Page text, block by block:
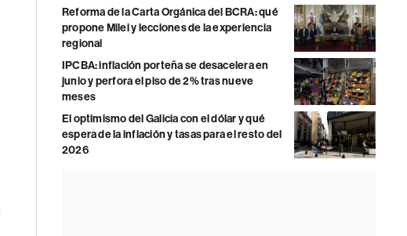
Reforma de la Carta Orgánica del BCRA: qué
propone Milei y lecciones de la experiencia
regional
IPCBA: inflación porteña se desacelera en
junio y perfora el piso de 2% tras nueve
meses
El optimismo del Galicia con el dólar y qué
espera de la inflación y tasas para el resto del
2026